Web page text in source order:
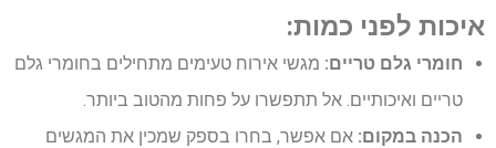
איכות לפני כמות:
חומרי גלם טריים: מגשי אירוח טעימים מתחילים בחומרי גלם
טריים ואיכותיים. אל תתפשרו על פחות מהטוב ביותר.
הכנה במקום: אם אפשר, בחרו בספק שמכין את המגשים